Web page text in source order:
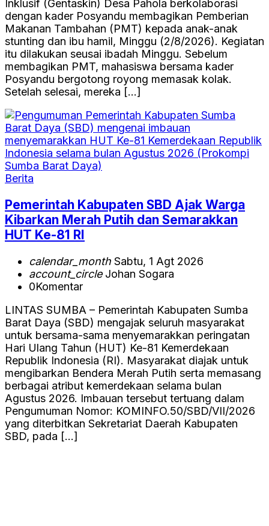
Inklusif (Gentaskin) Desa Pahola berkolaborasi
dengan kader Posyandu membagikan Pemberian
Makanan Tambahan (PMT) kepada anak-anak
stunting dan ibu hamil, Minggu (2/8/2026). Kegiatan
itu dilakukan seusai ibadah Minggu. Sebelum
membagikan PMT, mahasiswa bersama kader
Posyandu bergotong royong memasak kolak.
Setelah selesai, mereka […]
Berita
Pemerintah Kabupaten SBD Ajak Warga
Kibarkan Merah Putih dan Semarakkan
HUT Ke-81 RI
calendar_month Sabtu, 1 Agt 2026
account_circleJohan Sogara
0Komentar
LINTAS SUMBA – Pemerintah Kabupaten Sumba
Barat Daya (SBD) mengajak seluruh masyarakat
untuk bersama-sama menyemarakkan peringatan
Hari Ulang Tahun (HUT) Ke-81 Kemerdekaan
Republik Indonesia (RI). Masyarakat diajak untuk
mengibarkan Bendera Merah Putih serta memasang
berbagai atribut kemerdekaan selama bulan
Agustus 2026. Imbauan tersebut tertuang dalam
Pengumuman Nomor: KOMINFO.50/SBD/VII/2026
yang diterbitkan Sekretariat Daerah Kabupaten
SBD, pada […]